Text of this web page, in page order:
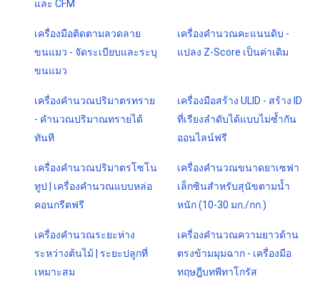
และ CFM
เครื่องมือติดตามลวดลาย
ขนแมว - จัดระเบียบและระบุ
ขนแมว
เครื่องคำนวณคะแนนดิบ -
แปลง Z-Score เป็นค่าเดิม
เครื่องคำนวณปริมาตรทราย
- คำนวณปริมาณทรายได้
ทันที
เครื่องมือสร้าง ULID - สร้าง ID
ที่เรียงลำดับได้แบบไม่ซ้ำกัน
ออนไลน์ฟรี
เครื่องคำนวณปริมาตรโซโน
ทูป | เครื่องคำนวณแบบหล่อ
คอนกรีตฟรี
เครื่องคำนวณขนาดยาเซฟา
เล็กซินสำหรับสุนัขตามน้ำ
หนัก (10-30 มก./กก.)
เครื่องคำนวณระยะห่าง
ระหว่างต้นไม้ | ระยะปลูกที่
เหมาะสม
เครื่องคำนวณความยาวด้าน
ตรงข้ามมุมฉาก - เครื่องมือ
ทฤษฎีบทพีทาโกรัส